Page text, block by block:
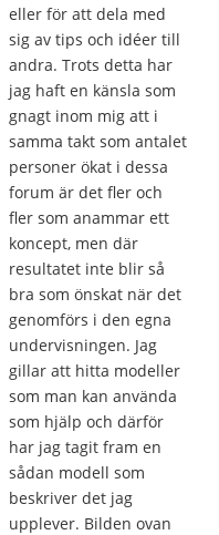
eller för att dela med
sig av tips och idéer till
andra. Trots detta har
jag haft en känsla som
gnagt inom mig att i
samma takt som antalet
personer ökat i dessa
forum är det fler och
fler som anammar ett
koncept, men där
resultatet inte blir så
bra som önskat när det
genomförs i den egna
undervisningen. Jag
gillar att hitta modeller
som man kan använda
som hjälp och därför
har jag tagit fram en
sådan modell som
beskriver det jag
upplever. Bilden ovan